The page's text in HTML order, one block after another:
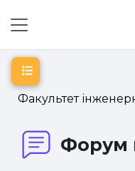
Факультет
Форум
Відкритий